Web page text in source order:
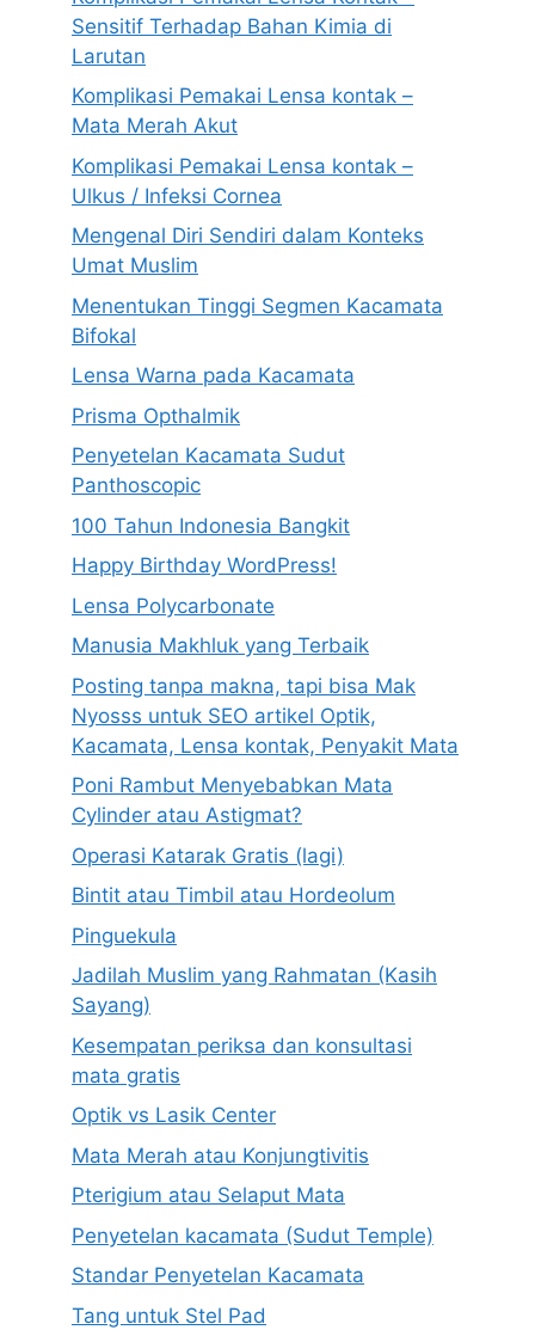
Sensitif Terhadap Bahan Kimia di
Larutan
Komplikasi Pemakai Lensa kontak –
Mata Merah Akut
Komplikasi Pemakai Lensa kontak –
Ulkus / Infeksi Cornea
Mengenal Diri Sendiri dalam Konteks
Umat Muslim
Menentukan Tinggi Segmen Kacamata
Bifokal
Lensa Warna pada Kacamata
Prisma Opthalmik
Penyetelan Kacamata Sudut
Panthoscopic
100 Tahun Indonesia Bangkit
Happy Birthday WordPress!
Lensa Polycarbonate
Manusia Makhluk yang Terbaik
Posting tanpa makna, tapi bisa Mak
Nyosss untuk SEO artikel Optik,
Kacamata, Lensa kontak, Penyakit Mata
Poni Rambut Menyebabkan Mata
Cylinder atau Astigmat?
Operasi Katarak Gratis (lagi)
Bintit atau Timbil atau Hordeolum
Pinguekula
Jadilah Muslim yang Rahmatan (Kasih
Sayang)
Kesempatan periksa dan konsultasi
mata gratis
Optik vs Lasik Center
Mata Merah atau Konjungtivitis
Pterigium atau Selaput Mata
Penyetelan kacamata (Sudut Temple)
Standar Penyetelan Kacamata
Tang untuk Stel Pad